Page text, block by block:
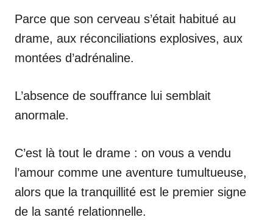
Parce que son cerveau s’était habitué au
drame, aux réconciliations explosives, aux
montées d’adrénaline.
L’absence de souffrance lui semblait
anormale.
C’est là tout le drame : on vous a vendu
l’amour comme une aventure tumultueuse,
alors que la tranquillité est le premier signe
de la santé relationnelle.